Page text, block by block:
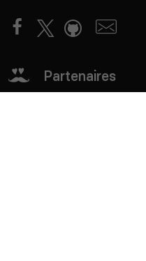
Partenaires